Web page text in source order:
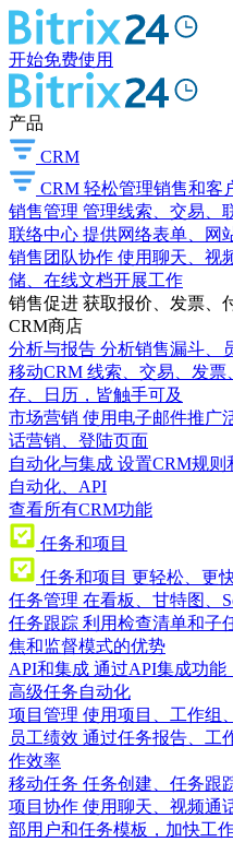
开始免费使用
产品
CRM
CRM 轻松管理销售和客
销售管理 管理线索、交易、
联络中心 提供网络表单、网
销售团队协作 使用聊天、视
储、在线文档开展工作
销售促进 获取报价、发票、
CRM商店
分析与报告 分析销售漏斗、
移动CRM 线索、交易、发票
存、日历，皆触手可及
市场营销 使用电子邮件推广
话营销、登陆页面
自动化与集成 设置CRM规则
自动化、API
查看所有CRM功能
任务和项目
任务和项目 更轻松、更
任务管理 在看板、甘特图、
任务跟踪 利用检查清单和子
焦和监督模式的优势
API和集成 通过API集成功能
高级任务自动化
项目管理 使用项目、工作组
员工绩效 通过任务报告、工
作效率
移动任务 任务创建、任务跟
项目协作 使用聊天、视频通
部用户和任务模板，加快工